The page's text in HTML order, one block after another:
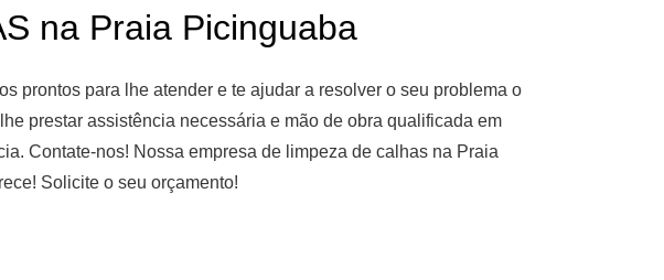
na Praia Picinguaba
prontos para lhe atender e te ajudar a resolver o seu problema o
prestar assistência necessária e mão de obra qualificada em
Contate-nos! Nossa empresa de limpeza de calhas na Praia
Solicite o seu orçamento!